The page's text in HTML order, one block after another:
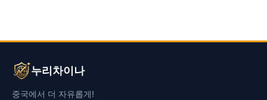
누리차이나
중국에서 더 자유롭게!